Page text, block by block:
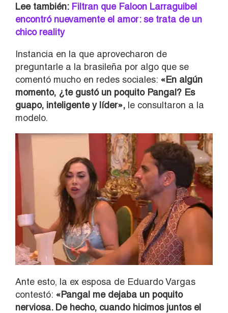
Lee también:Filtran que Faloon Larraguibel
encontró nuevamente el amor: se trata de un
chico reality
Instancia en la que aprovecharon de
preguntarle a la brasileña por algo que se
comentó mucho en redes sociales: «En algún
momento, ¿te gustó un poquito Pangal? Es
guapo, inteligente y líder», le consultaron a la
modelo.
Ante esto, la ex esposa de Eduardo Vargas
contestó: «Pangal me dejaba un poquito
nerviosa. De hecho, cuando hicimos juntos el